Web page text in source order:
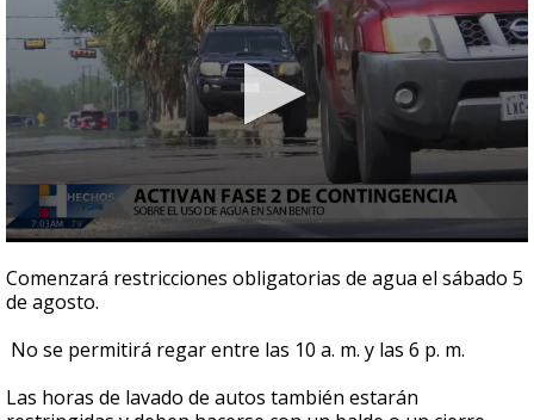
seconds
of
2
20
seconds
Comenzará restricciones obligatorias de agua el sábado 5
de agosto.
No se permitirá regar entre las 10 a. m. y las 6 p. m.
Las horas de lavado de autos también estarán